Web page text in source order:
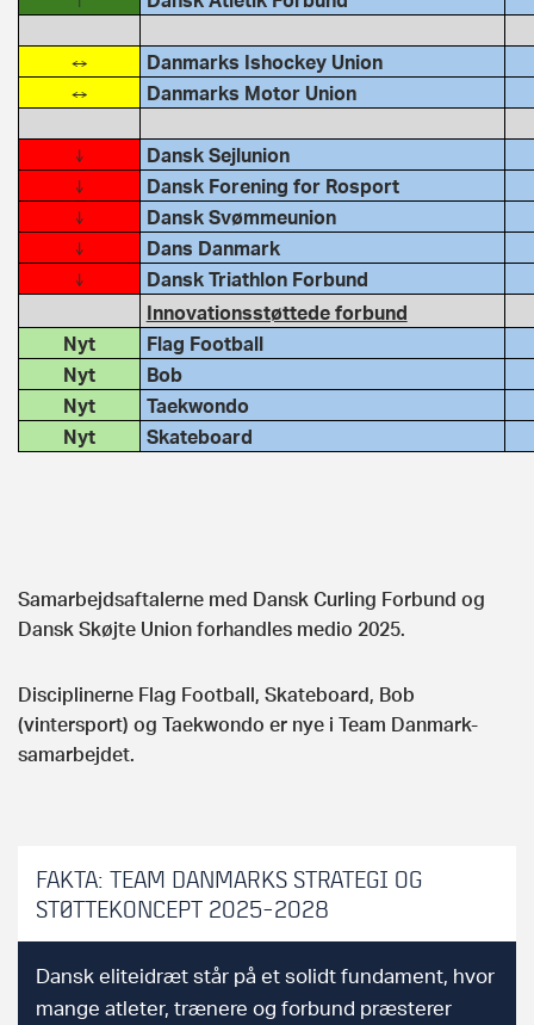
↔
Danmarks Ishockey Union
↔
Danmarks Motor Union
↓
Dansk Sejlunion
↓
Dansk Forening for Rosport
↓
Dansk Svømmeunion
↓
Dans Danmark
↓
Dansk Triathlon Forbund
Innovationsstøttede forbund
Nyt
Flag Football
Nyt
Bob
Nyt
Taekwondo
Nyt
Skateboard
Samarbejdsaftalerne med Dansk Curling Forbund og
Dansk Skøjte Union forhandles medio 2025.
Disciplinerne Flag Football, Skateboard, Bob
(vintersport) og Taekwondo er nye i Team Danmark-
samarbejdet.
FAKTA: TEAM DANMARKS STRATEGI OG
STØTTEKONCEPT 2025-2028
Dansk eliteidræt står på et solidt fundament, hvor
mange atleter, trænere og forbund præsterer